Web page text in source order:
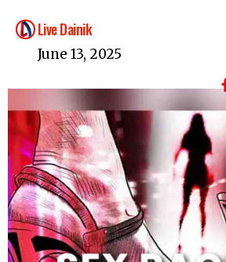
Live Dainik
June 13, 2025